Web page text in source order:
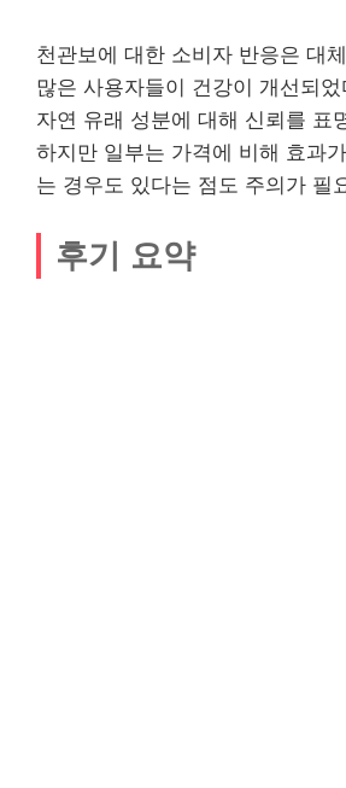
천관보에 대한 소비자 반응은 대
많은 사용자들이 건강이 개선되
자연 유래 성분에 대해 신뢰를 표
하지만 일부는 가격에 비해 효과
는 경우도 있다는 점도 주의가 필
후기 요약